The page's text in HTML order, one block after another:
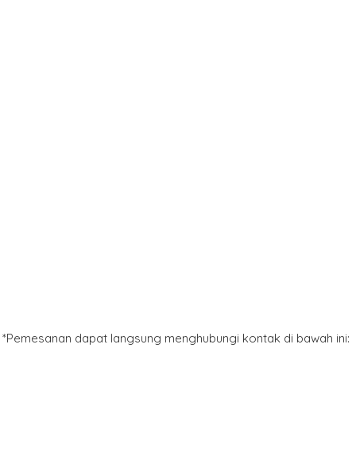
*Pemesanan dapat langsung menghubungi kontak di bawah ini: